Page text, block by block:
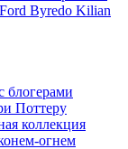
Byredo Kilian
блогерами
Поттеру
коллекция
огнем